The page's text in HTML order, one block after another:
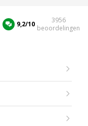
9,2/10
3956
beoordelingen